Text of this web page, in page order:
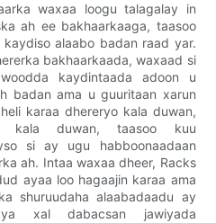
waxaa loogu talagalay in
ah ee bakhaarkaaga, taasoo
alaabo badan raad yar.
bakhaarkaada, waxaad si
kaydintaada adoon u
badan ama u guuritaan xarun
karaa dhereryo kala duwan,
kala duwan, taasoo kuu
si ay ugu habboonaadaan
ah. Intaa waxaa dheer, Racks
ayaa loo hagaajin karaa ama
shuruudaha alaabadaadu ay
xal dabacsan jawiyada